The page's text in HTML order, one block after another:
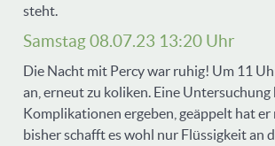
steht.
Samstag 08.07.23 13:20 Uhr
Die Nacht mit Percy war ruhig! Um 11
an, erneut zu koliken. Eine Untersuchung
Komplikationen ergeben, geäppelt hat er
bisher schafft es wohl nur Flüssigkeit an